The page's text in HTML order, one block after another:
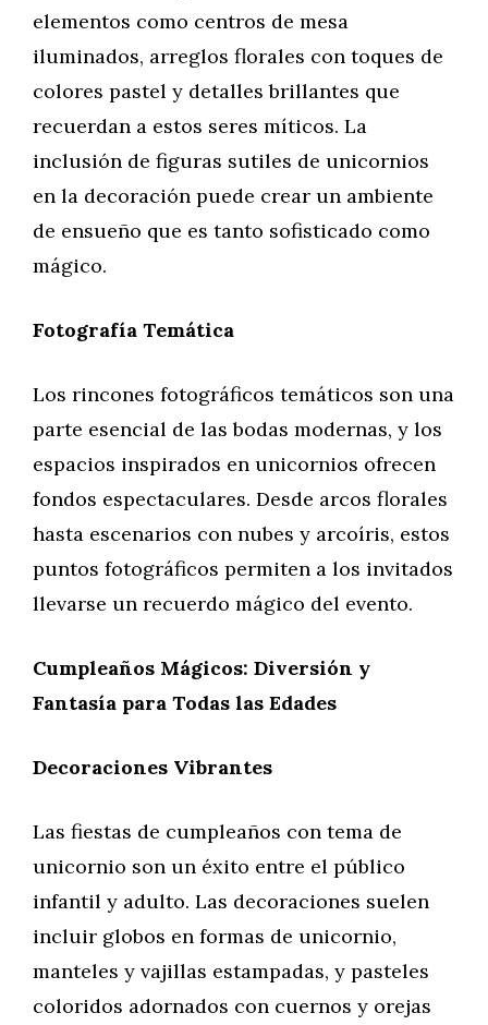
elementos como centros de mesa
iluminados, arreglos florales con toques de
colores pastel y detalles brillantes que
recuerdan a estos seres míticos. La
inclusión de figuras sutiles de unicornios
en la decoración puede crear un ambiente
de ensueño que es tanto sofisticado como
mágico.
Fotografía Temática
Los rincones fotográficos temáticos son una
parte esencial de las bodas modernas, y los
espacios inspirados en unicornios ofrecen
fondos espectaculares. Desde arcos florales
hasta escenarios con nubes y arcoíris, estos
puntos fotográficos permiten a los invitados
llevarse un recuerdo mágico del evento.
Cumpleaños Mágicos: Diversión y
Fantasía para Todas las Edades
Decoraciones Vibrantes
Las fiestas de cumpleaños con tema de
unicornio son un éxito entre el público
infantil y adulto. Las decoraciones suelen
incluir globos en formas de unicornio,
manteles y vajillas estampadas, y pasteles
coloridos adornados con cuernos y orejas